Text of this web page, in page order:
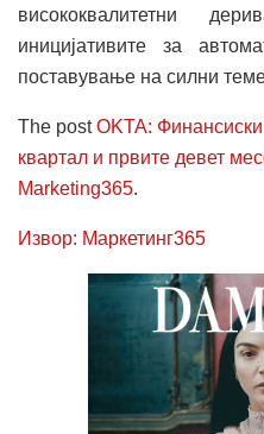
висококвалитетни
иницијативите за
поставување на силни
The postOKTA: Финансиски
квартал и првите девет
Marketing365.
Извор: Маркетинг365